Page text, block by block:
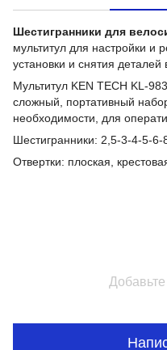
Шестигранники для
мультитул для настройки и
установки и снятия деталей
Мультитул KEN TECH KL-
сложный, портативный
необходимости, для
Шестигранники: 2,5-3-4-5-
Отвертки: плоская,